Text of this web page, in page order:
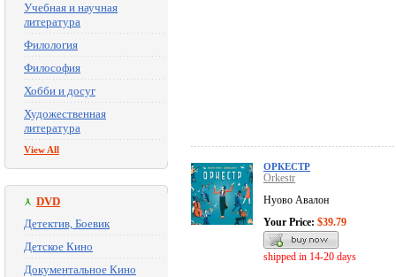
Учебная и научная
литература
Филология
Философия
Хобби и досуг
Художественная
литература
View All
DVD
Детектив, Боевик
Детское Кино
Документальное Кино
ОРКЕСТР
Orkestr
Нуово Авалон
Your Price: $39.79
shipped in 14-20 days